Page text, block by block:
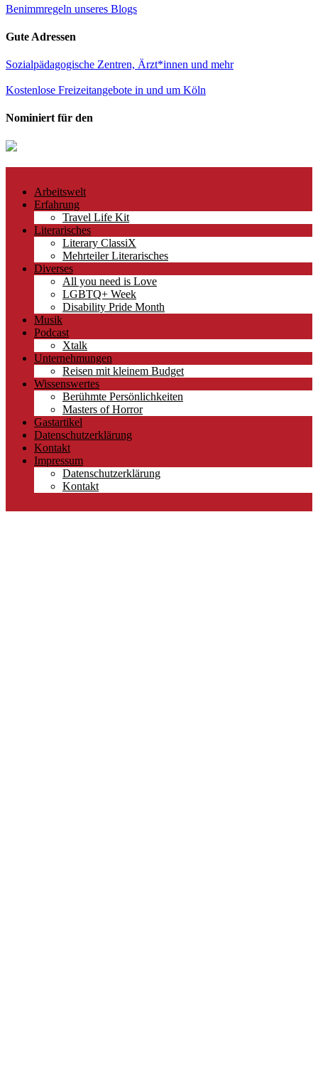
Benimmregeln unseres Blogs
Gute Adressen
Sozialpädagogische Zentren, Ärzt*innen und mehr
Kostenlose Freizeitangebote in und um Köln
Nominiert für den
Arbeitswelt
Erfahrung
Travel Life Kit
Literarisches
Literary ClassiX
Mehrteiler Literarisches
Diverses
All you need is Love
LGBTQ+ Week
Disability Pride Month
Musik
Podcast
Xtalk
Unternehmungen
Reisen mit kleinem Budget
Wissenswertes
Berühmte Persönlichkeiten
Masters of Horror
Gastartikel
Datenschutzerklärung
Kontakt
Impressum
Datenschutzerklärung
Kontakt